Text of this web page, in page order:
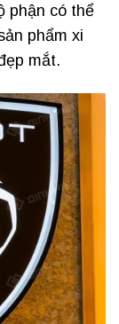
phận có thể
phẩm xi
mắt.